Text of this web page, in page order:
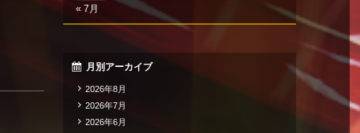
« 7月
月別アーカイブ
2026年8月
2026年7月
2026年6月